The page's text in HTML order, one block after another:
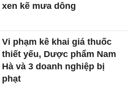
xen kẽ mưa dông
Vi phạm kê khai giá thuốc
thiết yếu, Dược phẩm Nam
Hà và 3 doanh nghiệp bị
phạt